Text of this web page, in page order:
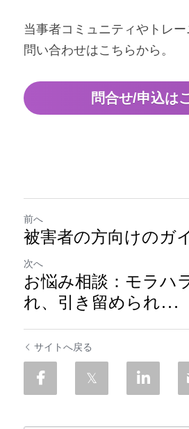
当事者コミュニティやトレ
問い合わせはこちらから。
問合せ/申込は
前へ
被害者の方向けのガ
次へ
お悩み相談：モラハ
れ、引き留められ…
サイトへ戻る